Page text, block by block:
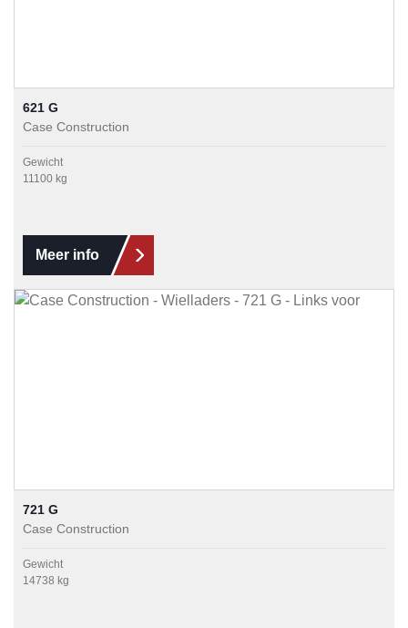
621 G
Case Construction
Gewicht
11100 kg
Meer info
721 G
Case Construction
Gewicht
14738 kg